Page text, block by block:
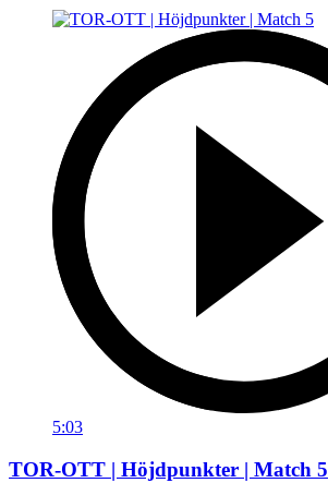
5:03
TOR-OTT | Höjdpunkter | Match 5